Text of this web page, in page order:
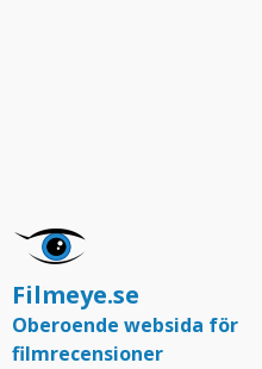
Filmeye.se
Oberoende websida för
filmrecensioner